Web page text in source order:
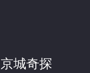
京城奇探